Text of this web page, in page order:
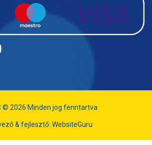
© 2026 Minden jog fenntartva
& fejlesztő: WebsiteGuru